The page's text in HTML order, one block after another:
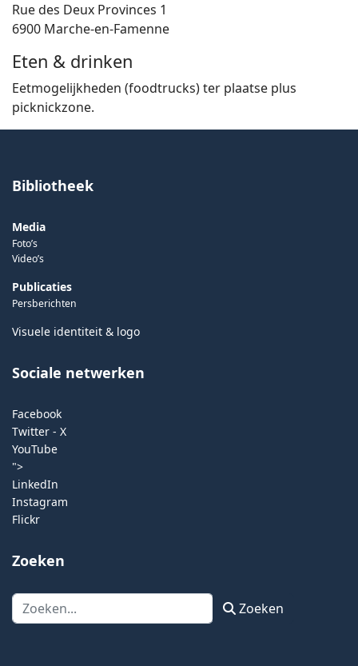
Rue des Deux Provinces 1
6900 Marche-en-Famenne
Eten & drinken
Eetmogelijkheden (foodtrucks) ter plaatse plus
picknickzone.
Bibliotheek
Media
Foto’s
Video’s
Publicaties
Persberichten
Visuele identiteit & logo
Sociale netwerken
Facebook
Twitter - X
YouTube
">
LinkedIn
Instagram
Flickr
Zoeken
Zoeken Zoeken